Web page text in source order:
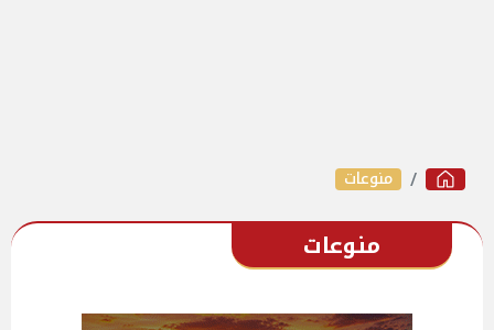
منوعات
منوعات